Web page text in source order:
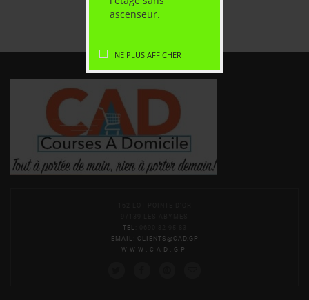
ascenseur.
NE PLUS AFFICHER
TEL
EMAIL
CLIENTS@CAD.GP
WWW.CAD.GP